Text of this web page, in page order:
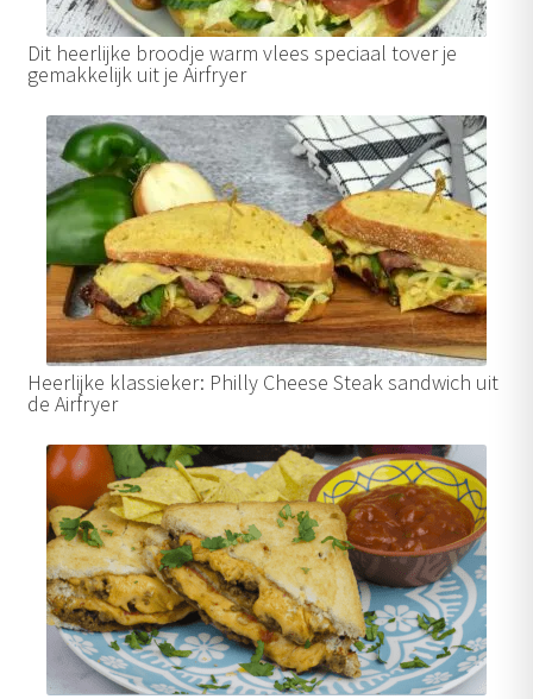
Dit heerlijke broodje warm vlees speciaal tover je
gemakkelijk uit je Airfryer
Heerlijke klassieker: Philly Cheese Steak sandwich uit
de Airfryer